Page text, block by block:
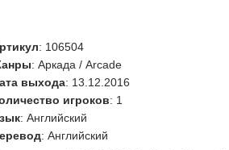
: 106504
: Аркада / Arcade
выхода: 13.12.2016
игроков: 1
: Английский
: Английский